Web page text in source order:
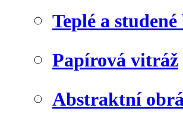
Teplé a
Papírová vitráž
Abstraktní